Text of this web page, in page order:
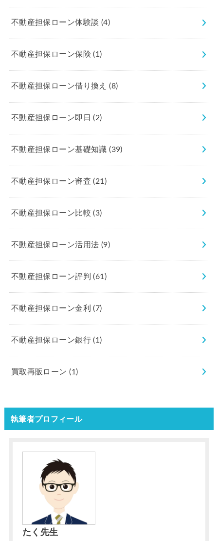
不動産担保ローン体験談 (4)
不動産担保ローン保険(1)
不動産担保ローン借り換え(8)
不動産担保ローン即日(2)
不動産担保ローン基礎知識(39)
不動産担保ローン審査(21)
不動産担保ローン比較(3)
不動産担保ローン活用法 (9)
不動産担保ローン評判(61)
不動産担保ローン金利(7)
不動産担保ローン銀行(1)
買取再販ローン(1)
執筆者プロフィール
たく先生